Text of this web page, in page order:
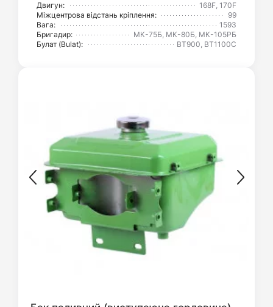
Двигун:
168F, 170F
Міжцентрова відстань кріплення:
99
Вага:
1593
Бригадир:
МК-75Б, МК-80Б, МК-105РБ
Булат (Bulat):
BT900, BT1100C